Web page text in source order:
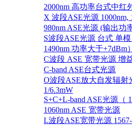
2000nm 高功率台式中红
X 波段ASE光源 1000nm,
980nm ASE光源 (输出功
S波段ASE光源 台式 单
1490nm 功率大于+7dBm）
C波段 ASE 宽带光源 增
C-band ASE台式光源
O波段ASE放大自发辐射
1/6.3mW
S+C+L-band ASE光源（
1060nm ASE 宽带光源
L波段ASE宽带光源